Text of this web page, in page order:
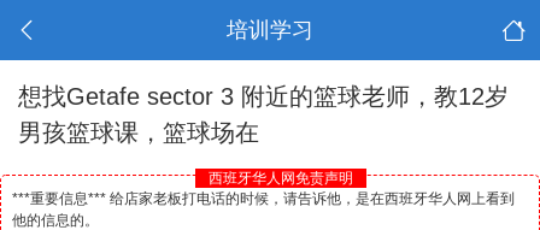
培训学习
想找Getafe sector 3 附近的篮球老师，教12岁
男孩篮球课，篮球场在
西班牙华人网免责声明
***重要信息*** 给店家老板打电话的时候，请告诉他，是在西班牙华人网上看到
他的信息的。